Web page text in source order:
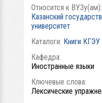
Относится к ВУЗу(ам):
Казанский
университет
Каталоги: Книги КГЭУ
Кафедра:
Иностранные языки
Ключевые слова:
Лексические